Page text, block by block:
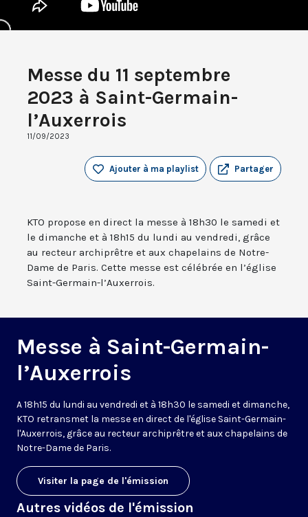
Messe du 11 septembre
2023 à Saint-Germain-
l’Auxerrois
11/09/2023
Partager
Ajouter à ma playlist
KTO propose en direct la messe à 18h30 le samedi et
le dimanche et à 18h15 du lundi au vendredi, grâce
au recteur archiprêtre et aux chapelains de Notre-
Dame de Paris. Cette messe est célébrée en l’église
Saint-Germain-l’Auxerrois.
Messe à Saint-Germain-
l’Auxerrois
A 18h15 du lundi au vendredi et à 18h30 le samedi et dimanche,
KTO retransmet la messe en direct de l'église Saint-Germain-
l'Auxerrois, grâce au recteur archiprêtre et aux chapelains de
Notre-Dame de Paris.
Visiter la page de l'émission
Autres vidéos de l'émission